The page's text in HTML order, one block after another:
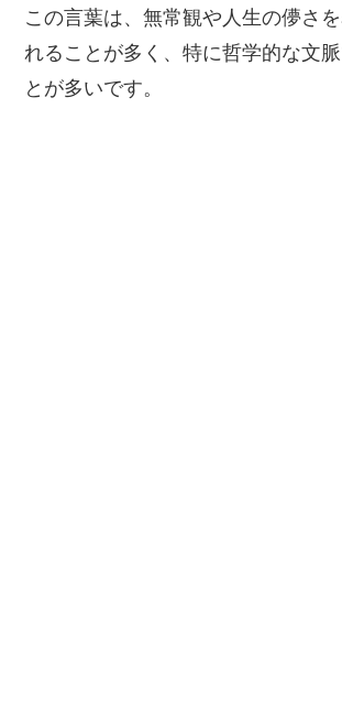
この言葉は、無常観や人生の儚さ
れることが多く、特に哲学的な文
とが多いです。